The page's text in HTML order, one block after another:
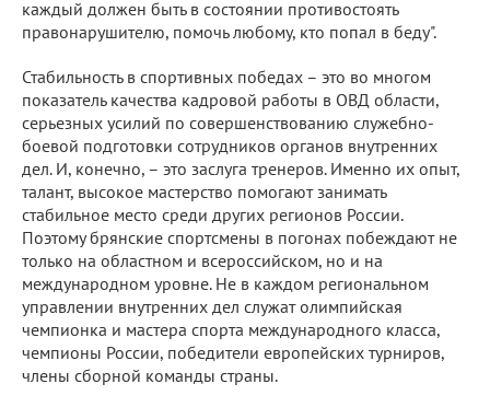
каждый должен быть в состоянии противостоять
правонарушителю, помочь любому, кто попал в беду".
Стабильность в спортивных победах – это во многом
показатель качества кадровой работы в ОВД области,
серьезных усилий по совершенствованию служебно-
боевой подготовки сотрудников органов внутренних
дел. И, конечно, – это заслуга тренеров. Именно их опыт,
талант, высокое мастерство помогают занимать
стабильное место среди других регионов России.
Поэтому брянские спортсмены в погонах побеждают не
только на областном и всероссийском, но и на
международном уровне. Не в каждом региональном
управлении внутренних дел служат олимпийская
чемпионка и мастера спорта международного класса,
чемпионы России, победители европейских турниров,
члены сборной команды страны.